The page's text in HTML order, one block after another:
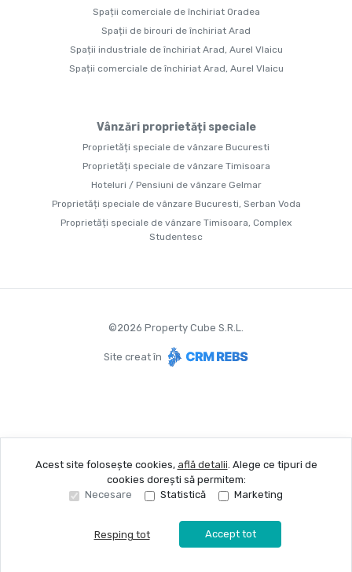
Spații comerciale de închiriat Oradea
Spații de birouri de închiriat Arad
Spații industriale de închiriat Arad, Aurel Vlaicu
Spații comerciale de închiriat Arad, Aurel Vlaicu
Vânzări proprietăți speciale
Proprietăți speciale de vânzare Bucuresti
Proprietăți speciale de vânzare Timisoara
Hoteluri / Pensiuni de vânzare Gelmar
Proprietăți speciale de vânzare Bucuresti, Serban Voda
Proprietăți speciale de vânzare Timisoara, Complex
Studentesc
©2026 Property Cube S.R.L.
Site creat în
Acest site folosește cookies, află detalii. Alege ce tipuri de
cookies dorești să permitem:
Necesare
Statistică Marketing
Resping tot Accept tot